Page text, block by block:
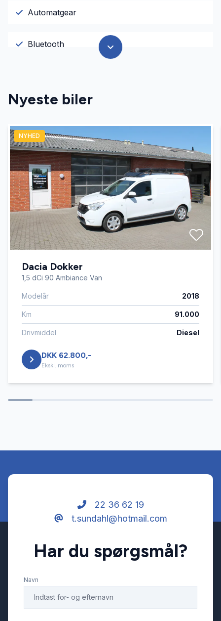
Automatgear
Bluetooth
DAB radio
El-spejle med varme
Fartpilot
Fjernbetjent centrallås
Fuldautomatisk klimaanlæg
Højdejusterbart førersæde
Infocenter
Kørecomputer
Sædevarme
Nyeste biler
NYHED
Dacia Dokker
1,5 dCi 90 Ambiance Van
Modelår 2018
Km 91.000
Drivmiddel Diesel
DKK 62.800,-
Ekskl. moms
22 36 62 19
t.sundahl@hotmail.com
Har du spørgsmål?
Navn